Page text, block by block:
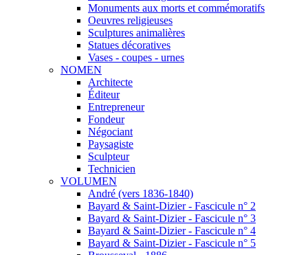
Monuments aux morts et commémoratifs
Oeuvres religieuses
Sculptures animalières
Statues décoratives
Vases - coupes - urnes
NOMEN
Architecte
Éditeur
Entrepreneur
Fondeur
Négociant
Paysagiste
Sculpteur
Technicien
VOLUMEN
André (vers 1836-1840)
Bayard & Saint-Dizier - Fascicule n° 2
Bayard & Saint-Dizier - Fascicule n° 3
Bayard & Saint-Dizier - Fascicule n° 4
Bayard & Saint-Dizier - Fascicule n° 5